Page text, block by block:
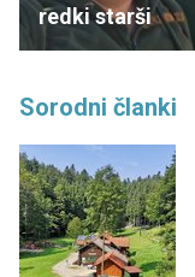
redki starši
Sorodni članki